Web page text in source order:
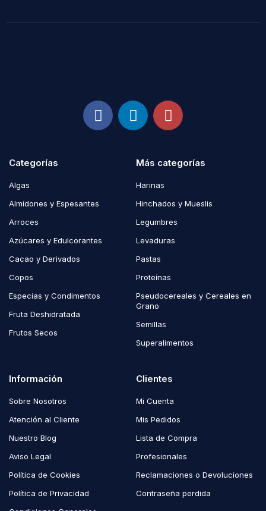
Categorías
Algas
Almidones y Espesantes
Arroces
Azúcares y Edulcorantes
Cacao y Derivados
Copos
Especias y Condimentos
Fruta Deshidratada
Frutos Secos
Más categorías
Harinas
Hinchados y Mueslis
Legumbres
Levaduras
Pastas
Proteínas
Pseudocereales y Cereales en
Grano
Semillas
Superalimentos
Información
Sobre Nosotros
Atención al Cliente
Nuestro Blog
Aviso Legal
Política de Cookies
Política de Privacidad
Clientes
Mi Cuenta
Mis Pedidos
Lista de Compra
Profesionales
Reclamaciones o Devoluciones
Contraseña perdida